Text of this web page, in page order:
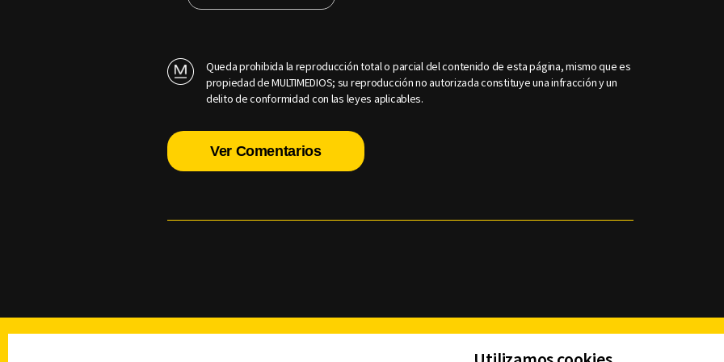
Queda prohibida la reproducción total o parcial del contenido de esta página, mismo que es
propiedad de MULTIMEDIOS; su reproducción no autorizada constituye una infracción y un
delito de conformidad con las leyes aplicables.
Ver Comentarios